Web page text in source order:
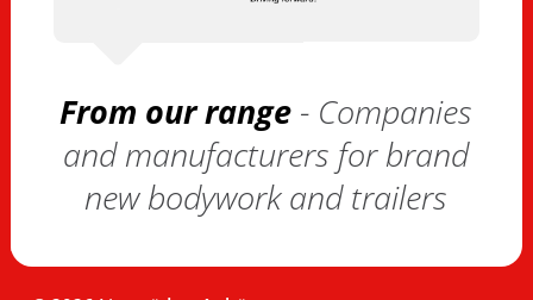
From our range - Companies
and manufacturers for brand
new bodywork and trailers